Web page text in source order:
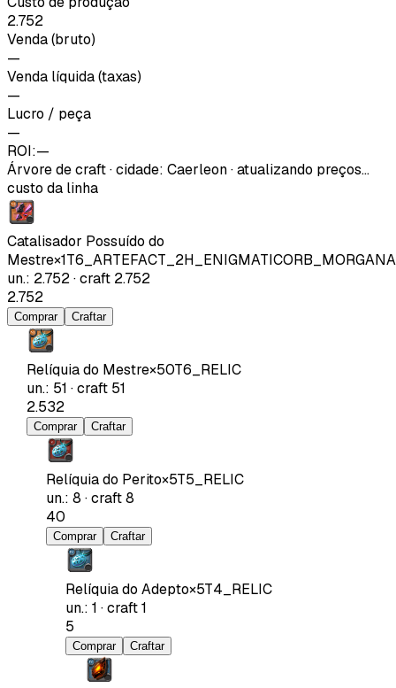
2.752
Venda (bruto)
—
Venda líquida (taxas)
—
Lucro / peça
—
ROI:—
Árvore de craft·cidade: Caerleon· atualizando preços…
custo da linha
Catalisador Possuído do
Mestre×1T6_ARTEFACT_2H_ENIGMATICORB_MORGANA
un.: 2.752·craft 2.752
2.752
Comprar Craftar
Relíquia do Mestre×50T6_RELIC
un.: 51 ·craft 51
2.532
Comprar Craftar
Relíquia do Perito×5T5_RELIC
un.: 8 ·craft8
40
Comprar Craftar
Relíquia do Adepto×5T4_RELIC
un.: 1 ·craft1
5
Comprar Craftar